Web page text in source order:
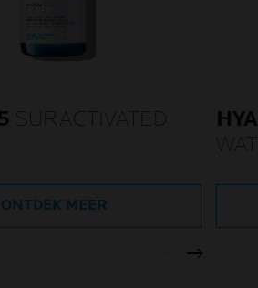
SURACTIVATED
ONTDEK MEER